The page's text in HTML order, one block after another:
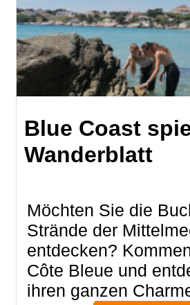
Blue Coast
Wanderblatt
Möchten Sie die
Strände der
entdecken?
Côte Bleue und
ihren ganzen